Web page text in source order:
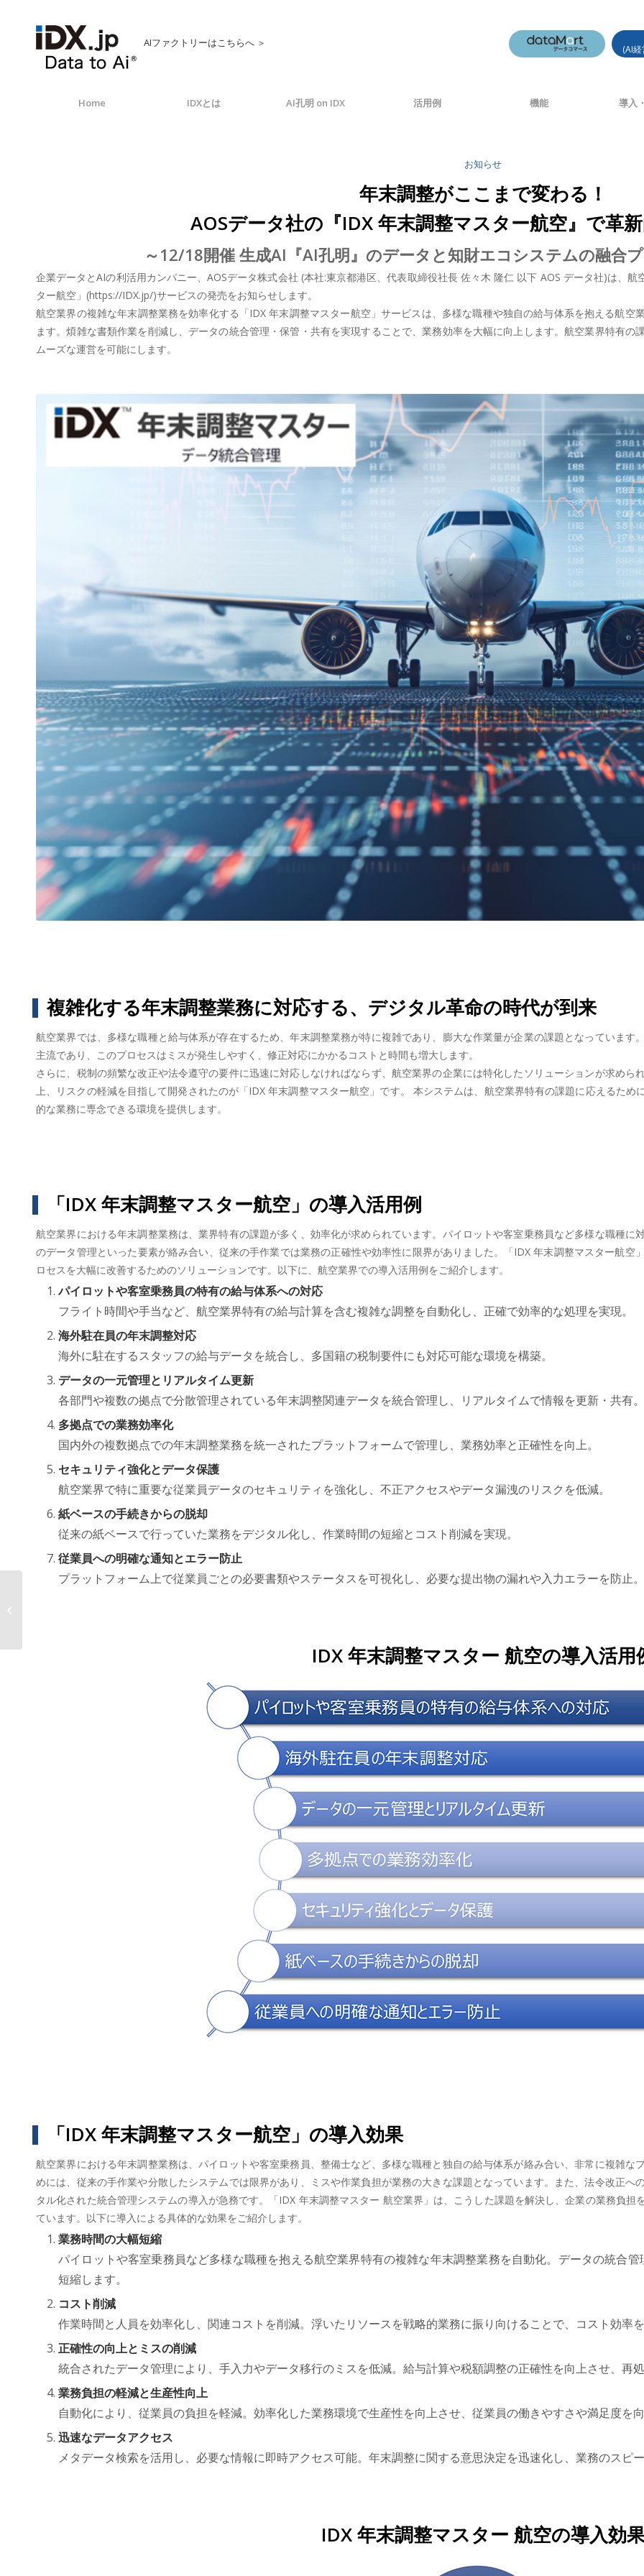
AIファクトリーはこちらへ ＞ (AI
Home IDXとは AI孔明 on IDX 活用例 機能 導入
お知らせ
年末調整がここまで変わる！
AOSデータ社の『IDX 年末調整マスター航空』で革
～12/18開催 生成AI『AI孔明』のデータと知財エコシステムの融合
企業データとAIの利活用カンパニー、AOSデータ株式会社 (本社:東京都港区、代表取締役社長 佐々木 隆仁 以下 AOS データ社)は、
ター航空」(https://IDX.jp/)サービスの発売をお知らせします。
航空業界の複雑な年末調整業務を効率化する「IDX 年末調整マスター航空」サービスは、多様な職種や独自の給与体系を抱える航
ます。煩雑な書類作業を削減し、データの統合管理・保管・共有を実現することで、業務効率を大幅に向上します。航空業界特有
ムーズな運営を可能にします。
複雑化する年末調整業務に対応する、デジタル革命の時代が到来
航空業界では、多様な職種と給与体系が存在するため、年末調整業務が特に複雑であり、膨大な作業量が企業の課題となっていま
主流であり、このプロセスはミスが発生しやすく、修正対応にかかるコストと時間も増大します。
さらに、税制の頻繁な改正や法令遵守の要件に迅速に対応しなければならず、航空業界の企業には特化したソリューションが求め
上、リスクの軽減を目指して開発されたのが「IDX 年末調整マスター航空」です。 本システムは、航空業界特有の課題に応えるた
的な業務に専念できる環境を提供します。
「IDX 年末調整マスター航空」の導入活用例
航空業界における年末調整業務は、業界特有の課題が多く、効率化が求められています。パイロットや客室乗務員など多様な職種
のデータ管理といった要素が絡み合い、従来の手作業では業務の正確性や効率性に限界がありました。「IDX 年末調整マスター航
ロセスを大幅に改善するためのソリューションです。以下に、航空業界での導入活用例をご紹介します。
パイロットや客室乗務員の特有の給与体系への対応
フライト時間や手当など、航空業界特有の給与計算を含む複雑な調整を自動化し、正確で効率的な処理を実現。
海外駐在員の年末調整対応
海外に駐在するスタッフの給与データを統合し、多国籍の税制要件にも対応可能な環境を構築。
データの一元管理とリアルタイム更新
各部門や複数の拠点で分散管理されている年末調整関連データを統合管理し、リアルタイムで情報を更新・共有。
多拠点での業務効率化
国内外の複数拠点での年末調整業務を統一されたプラットフォームで管理し、業務効率と正確性を向上。
セキュリティ強化とデータ保護
航空業界で特に重要な従業員データのセキュリティを強化し、不正アクセスやデータ漏洩のリスクを低減。
紙ベースの手続きからの脱却
従来の紙ベースで行っていた業務をデジタル化し、作業時間の短縮とコスト削減を実現。
従業員への明確な通知とエラー防止
プラットフォーム上で従業員ごとの必要書類やステータスを可視化し、必要な提出物の漏れや入力エラーを防止。
IDX 年末調整マスター 航空の導入活用
「IDX 年末調整マスター航空」の導入効果
航空業界における年末調整業務は、パイロットや客室乗務員、整備士など、多様な職種と独自の給与体系が絡み合い、非常に複雑
めには、従来の手作業や分散したシステムでは限界があり、ミスや作業負担が業務の大きな課題となっています。また、法令改正
タル化された統合管理システムの導入が急務です。「IDX 年末調整マスター 航空業界」は、こうした課題を解決し、企業の業務負
ています。以下に導入による具体的な効果をご紹介します。
業務時間の大幅短縮
パイロットや客室乗務員など多様な職種を抱える航空業界特有の複雑な年末調整業務を自動化。データの統合
短縮します。
コスト削減
作業時間と人員を効率化し、関連コストを削減。浮いたリソースを戦略的業務に振り向けることで、コスト効率
正確性の向上とミスの削減
統合されたデータ管理により、手入力やデータ移行のミスを低減。給与計算や税額調整の正確性を向上させ、再
業務負担の軽減と生産性向上
自動化により、従業員の負担を軽減。効率化した業務環境で生産性を向上させ、従業員の働きやすさや満足度を
迅速なデータアクセス
メタデータ検索を活用し、必要な情報に即時アクセス可能。年末調整に関する意思決定を迅速化し、業務のスピ
IDX 年末調整マスター 航空の導入効